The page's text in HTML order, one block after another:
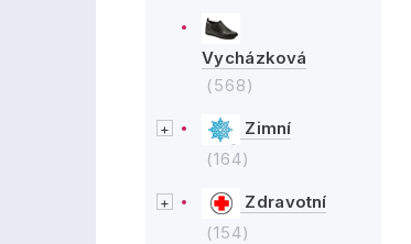
Vycházková
(568)
Zimní
(164)
Zdravotní
(154)